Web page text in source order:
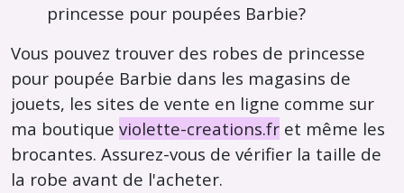
princesse pour poupées Barbie?
Vous pouvez trouver des robes de princesse
pour poupée Barbie dans les magasins de
jouets, les sites de vente en ligne comme sur
ma boutique violette-creations.fr et même les
brocantes. Assurez-vous de vérifier la taille de
la robe avant de l'acheter.